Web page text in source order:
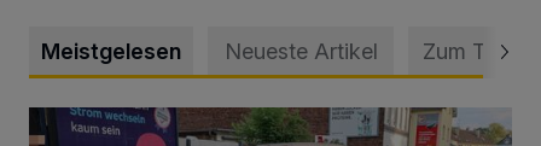
Meistgelesen Neueste Artikel Zum Thema
Schwerer Unfall mit 2,48 Promille